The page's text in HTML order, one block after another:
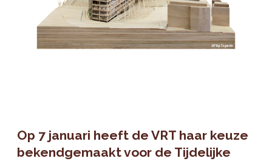
Op 7 januari heeft de VRT haar keuze
bekendgemaakt voor de Tijdelijke